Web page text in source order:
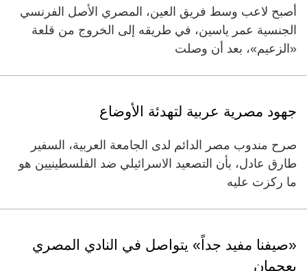
أصبح لاعب وسط فريق العين، المصري الأصل الفرنسي
الجنسية عمر ياسين، في طريقه إلى الخروج من قلعة
«الزعيم»، بعد أن وصلت
جهود مصرية عربية لتهدئة الأوضاع
صرح مندوب مصر الدائم لدى الجامعة العربية، السفير
طارق عادل، بأن التصعيد الاسرائيلي ضد الفلسطينيين هو
ما ركزت عليه
«صيفنا مفيد جداً» يتواصل في النادي المصري
بعجمان